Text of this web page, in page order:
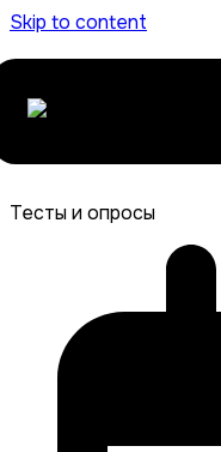
Skip to content
Тесты и опросы